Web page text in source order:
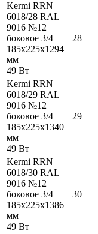
Kermi RRN
6018/28 RAL
9016 №12
боковое 3/4
185x225x1294
мм
49 Вт
28
Kermi RRN
6018/29 RAL
9016 №12
боковое 3/4
185x225x1340
мм
49 Вт
29
Kermi RRN
6018/30 RAL
9016 №12
боковое 3/4
185x225x1386
мм
49 Вт
30